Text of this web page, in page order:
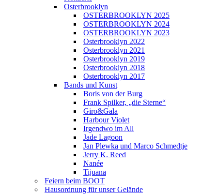
Osterbrooklyn
OSTERBROOKLYN 2025
OSTERBROOKLYN 2024
OSTERBROOKLYN 2023
Osterbrooklyn 2022
Osterbrooklyn 2021
Osterbrooklyn 2019
Osterbrooklyn 2018
Osterbrooklyn 2017
Bands und Kunst
Boris von der Burg
Frank Spilker, „die Sterne“
Giro&Gala
Harbour Violet
Irgendwo im All
Jade Lagoon
Jan Plewka und Marco Schmedtje
Jerry K. Reed
Nanée
Tijuana
Feiern beim BOOT
Hausordnung für unser Gelände